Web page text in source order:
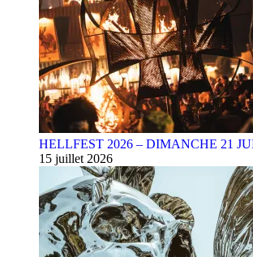
HELLFEST 2026 – DIMANCHE 21
15 juillet 2026